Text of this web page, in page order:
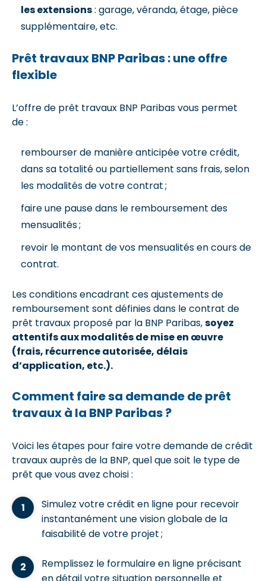
les extensions: garage, véranda, étage, pièce
supplémentaire, etc.
Prêt travaux BNP Paribas : une offre
flexible
L’offre de prêt travaux BNP Paribas vous permet
de :
rembourser de manière anticipée votre crédit,
dans sa totalité ou partiellement sans frais, selon
les modalités de votre contrat ;
faire une pause dans le remboursement des
mensualités ;
revoir le montant de vos mensualités en cours de
contrat.
Les conditions encadrant ces ajustements de
remboursement sont définies dans le contrat de
prêt travaux proposé par la BNP Paribas,soyez
attentifs aux modalités de mise en œuvre
(frais, récurrence autorisée, délais
d’application, etc.).
Comment faire sa demande de prêt
travaux à la BNP Paribas ?
Voici les étapes pour faire votre demande de crédit
travaux auprès de la BNP, quel que soit le type de
prêt que vous avez choisi :
Simulez votre crédit en ligne pour recevoir
instantanément une vision globale de la
faisabilité de votre projet ;
Remplissez le formulaire en ligne précisant
en détail votre situation personnelle et